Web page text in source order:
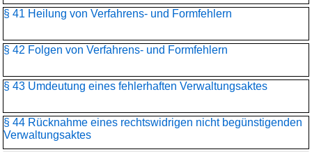
§ 41 Heilung von Verfahrens- und Formfehlern
§ 42 Folgen von Verfahrens- und Formfehlern
§ 43 Umdeutung eines fehlerhaften Verwaltungsaktes
§ 44 Rücknahme eines rechtswidrigen nicht begünstigenden
Verwaltungsaktes